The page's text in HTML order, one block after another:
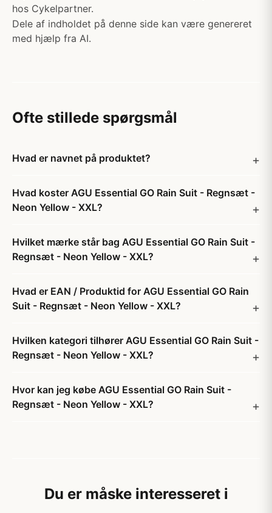
hos Cykelpartner.
Dele af indholdet på denne side kan være genereret
med hjælp fra AI.
Ofte stillede spørgsmål
Hvad er navnet på produktet?
Hvad koster AGU Essential GO Rain Suit - Regnsæt -
Neon Yellow - XXL?
Hvilket mærke står bag AGU Essential GO Rain Suit -
Regnsæt - Neon Yellow - XXL?
Hvad er EAN / Produktid for AGU Essential GO Rain
Suit - Regnsæt - Neon Yellow - XXL?
Hvilken kategori tilhører AGU Essential GO Rain Suit -
Regnsæt - Neon Yellow - XXL?
Hvor kan jeg købe AGU Essential GO Rain Suit -
Regnsæt - Neon Yellow - XXL?
Du er måske interesseret i